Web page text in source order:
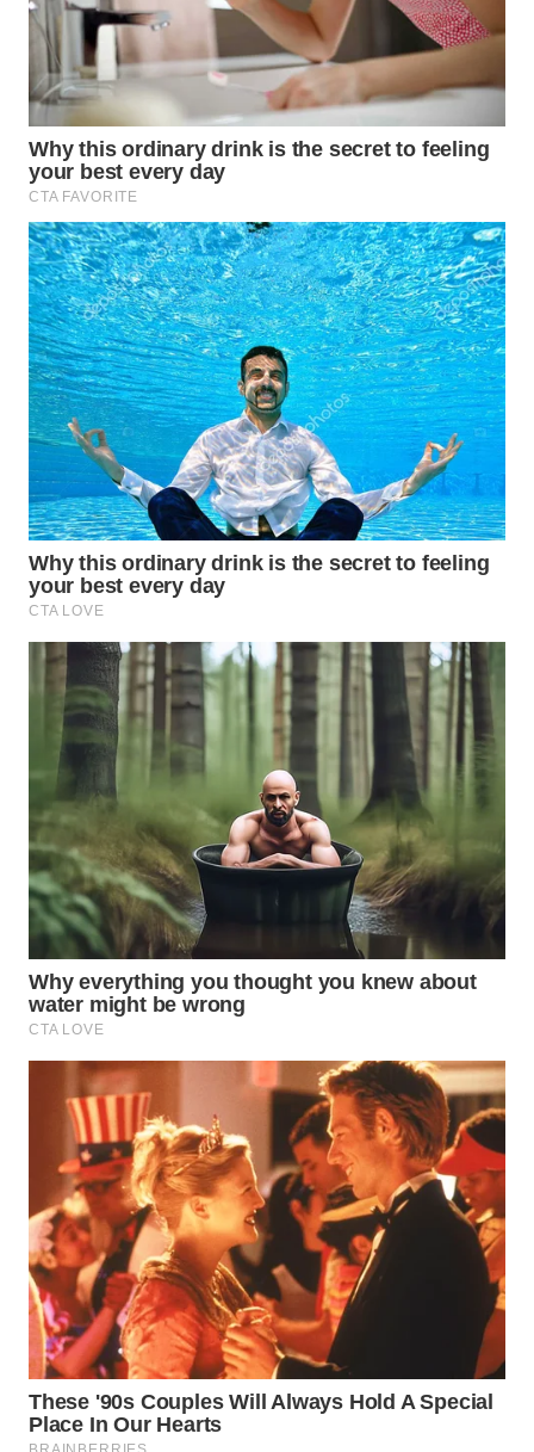
WN
SIMALUNGUN
WN
LABUHANBATU
WN
TAPANULI
TENGAH
WN DELI
SERDANG
WN
TEBING
TINGGI
WN
PAKPAK
KARAWANG
WN
BEKASI
WN
BOGOR
WN
DEPOK
WN
TAPANULI
UTARA
WN
SAMOSIR
WN
PADANG
LAWAS
WN
SUMEDANG
WN
CIANJUR